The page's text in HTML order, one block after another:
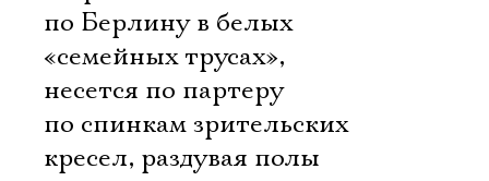
по Берлину в белых
«семейных трусах»,
несется по партеру
по спинкам зрительских
кресел, раздувая полы